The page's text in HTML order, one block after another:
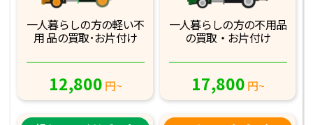
一人暮らしの方の軽い不
用 品の買取･お片付け
12,800 円~
一人暮らしの方の不用品
の買取・お片付け
17,800 円~